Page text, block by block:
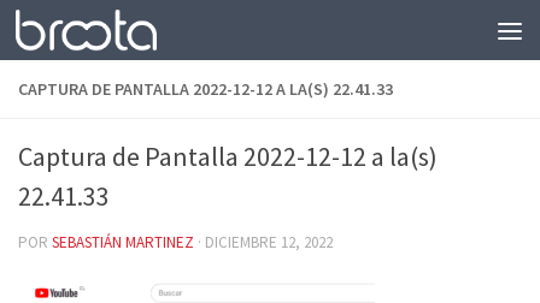
Saltar al contenido
CAPTURA DE PANTALLA 2022-12-12 A LA(S) 22.41.33
Captura de Pantalla 2022-12-12 a la(s)
22.41.33
POR SEBASTIÁN MARTINEZ · DICIEMBRE 12, 2022